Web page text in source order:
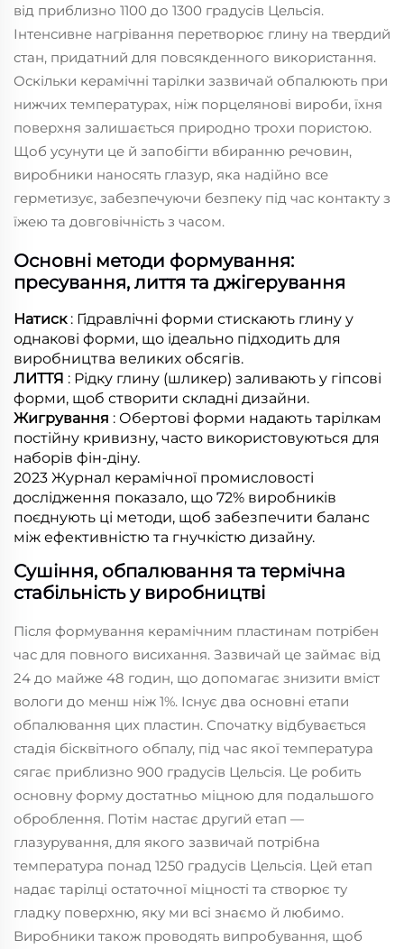
від приблизно 1100 до 1300 градусів Цельсія.
Інтенсивне нагрівання перетворює глину на твердий
стан, придатний для повсякденного використання.
Оскільки керамічні тарілки зазвичай обпалюють при
нижчих температурах, ніж порцелянові вироби, їхня
поверхня залишається природно трохи пористою.
Щоб усунути це й запобігти вбиранню речовин,
виробники наносять глазур, яка надійно все
герметизує, забезпечуючи безпеку під час контакту з
їжею та довговічність з часом.
Основні методи формування:
пресування, лиття та джігерування
Натиск : Гідравлічні форми стискають глину у
однакові форми, що ідеально підходить для
виробництва великих обсягів.
ЛИТТЯ : Рідку глину (шликер) заливають у гіпсові
форми, щоб створити складні дизайни.
Жигрування : Обертові форми надають тарілкам
постійну кривизну, часто використовуються для
наборів фін-діну.
2023 Журнал керамічної промисловості
дослідження показало, що 72% виробників
поєднують ці методи, щоб забезпечити баланс
між ефективністю та гнучкістю дизайну.
Сушіння, обпалювання та термічна
стабільність у виробництві
Після формування керамічним пластинам потрібен
час для повного висихання. Зазвичай це займає від
24 до майже 48 годин, що допомагає знизити вміст
вологи до менш ніж 1%. Існує два основні етапи
обпалювання цих пластин. Спочатку відбувається
стадія бісквітного обпалу, під час якої температура
сягає приблизно 900 градусів Цельсія. Це робить
основну форму достатньо міцною для подальшого
оброблення. Потім настає другий етап —
глазурування, для якого зазвичай потрібна
температура понад 1250 градусів Цельсія. Цей етап
надає тарілці остаточної міцності та створює ту
гладку поверхню, яку ми всі знаємо й любимо.
Виробники також проводять випробування, щоб